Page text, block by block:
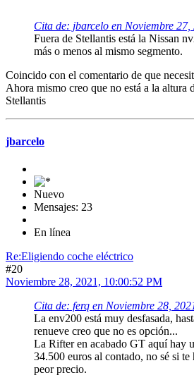
Cita de: jbarcelo en Noviembre
Fuera de Stellantis está la Nissan
más o menos al mismo segmento.
Coincido con el comentario de que
Ahora mismo creo que no está a la altura
Stellantis
jbarcelo
Nuevo
Mensajes: 23
En línea
Re:Eligiendo coche eléctrico
#20
Noviembre 28, 2021, 10:00:52 PM
Cita de: ferq en Noviembre 28,
La env200 está muy desfasada,
renueve creo que no es opción...
La Rifter en acabado GT aquí hay
34.500 euros al contado, no sé si
peor precio.